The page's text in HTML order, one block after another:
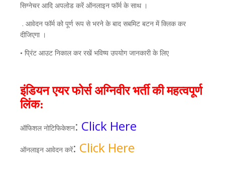
सिग्नेचर आदि अपलोड करें ऑनलाइन फॉर्म के साथ ।
. आवेदन फॉर्म को पूर्ण रूप से भरने के बाद सबमिट बटन में क्लिक कर
दीजिएगा ।
• प्रिंट आउट निकाल कर रखें भविष्य उपयोग जानकारी के लिए
इंडियन एयर फोर्स अग्निवीर भर्ती की महत्वपूर्ण
लिंक:
ऑफिशल नोटिफिकेशन: Click Here
ऑनलाइन आवेदन करें: Click Here